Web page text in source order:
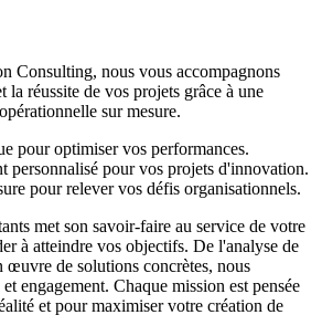
Consulting, nous vous accompagnons
la réussite de vos projets grâce à une
sur mesure.
pour optimiser vos performances.
personnalisé pour vos projets d'innovation.
pour relever vos défis organisationnels.
met son savoir-faire au service de votre
à atteindre vos objectifs. De l'analyse de
œuvre de solutions concrètes, nous
engagement. Chaque mission est pensée
et pour maximiser votre création de